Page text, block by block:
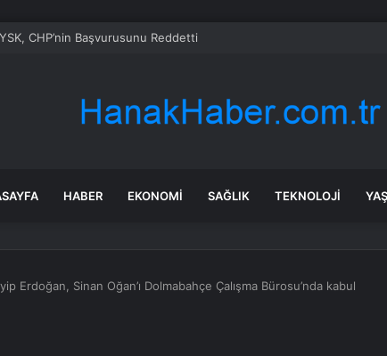
YSK, CHP’nin Başvurusunu Reddetti
HABER EKONOMI SAĞLIK TEKNOLOJI
Erdoğan, Sinan Oğan’ı Dolmabahçe Çalışma Bürosu’nda kabul